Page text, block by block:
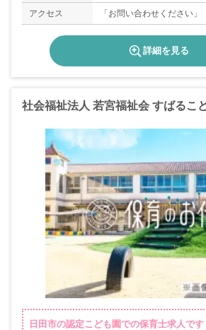
アクセス 「お問い合わせください」
詳細を見る
社会福祉法人 若宮福祉会 すばるこ
日田市の認定こども園での保育士求人です